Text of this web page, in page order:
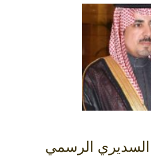
السديري الرسمي